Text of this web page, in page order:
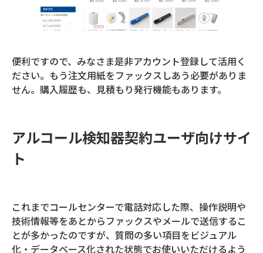
便利ですので、みなさま是非アカウント登録して活用く
ださい。もう注文用紙をファックスしあう必要がありま
せん。購入履歴も、見積もり発行機能もあります。
アルコール検知器契約ユーザ向けサイ
ト
これまでコールセンターで電話対応した際、操作説明や
技術情報等をあとからファックスやメールで送信するこ
とが多かったのですが、質問の多い項目をビジュアル
化・データベース化された状態でお使いいただけるよう